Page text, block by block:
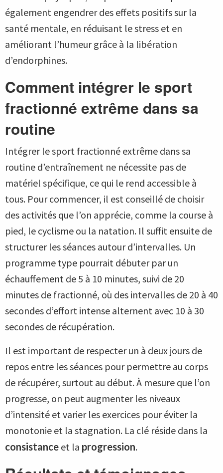
également engendrer des effets positifs sur la
santé mentale, en réduisant le stress et en
améliorant l’humeur grâce à la libération
d’endorphines.
Comment intégrer le sport
fractionné extrême dans sa
routine
Intégrer le sport fractionné extrême dans sa
routine d’entraînement ne nécessite pas de
matériel spécifique, ce qui le rend accessible à
tous. Pour commencer, il est conseillé de choisir
des activités que l’on apprécie, comme la course à
pied, le cyclisme ou la natation. Il suffit ensuite de
structurer les séances autour d’intervalles. Un
programme type pourrait débuter par un
échauffement de 5 à 10 minutes, suivi de 20
minutes de fractionné, où des intervalles de 20 à 40
secondes d’effort intense alternent avec 10 à 30
secondes de récupération.
Il est important de respecter un à deux jours de
repos entre les séances pour permettre au corps
de récupérer, surtout au début. À mesure que l’on
progresse, on peut augmenter les niveaux
d’intensité et varier les exercices pour éviter la
monotonie et la stagnation. La clé réside dans la
consistance et la progression.